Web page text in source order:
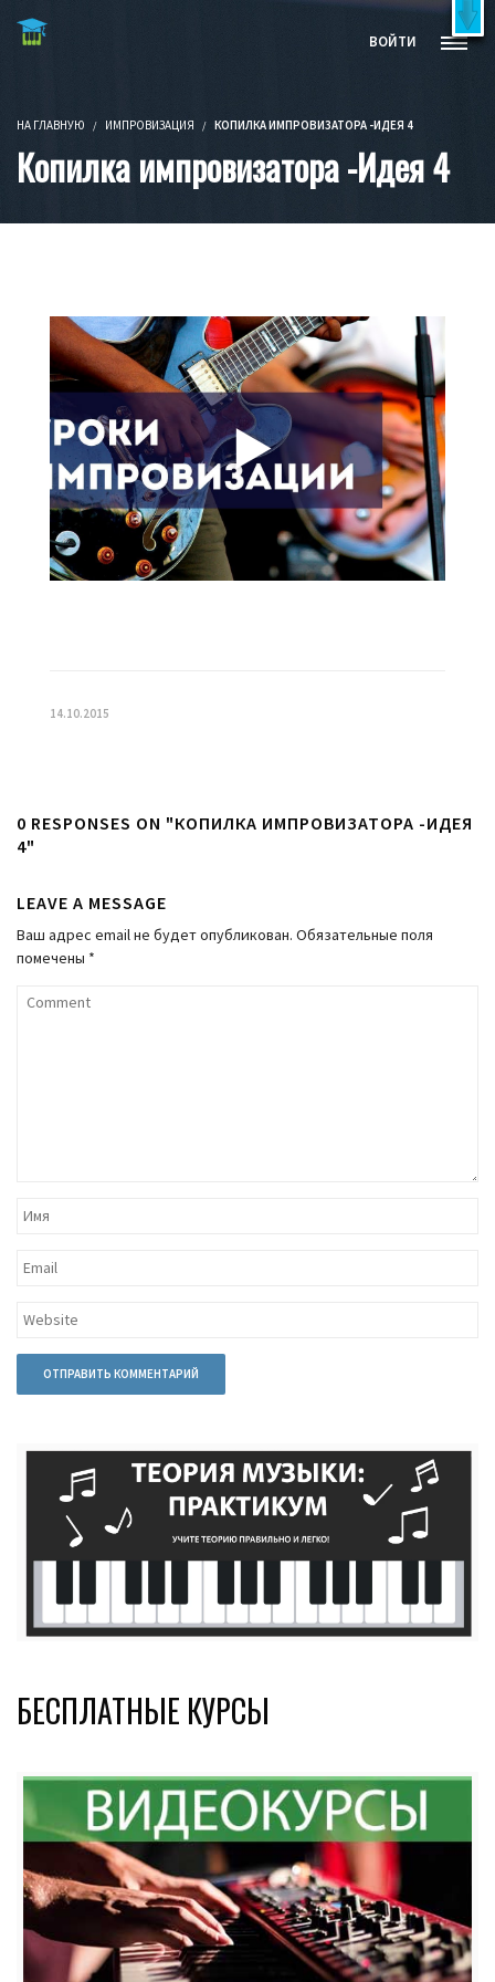
Бесплатные видеокурсы и книги
ВОЙТИ
НА ГЛАВНУЮ ИМПРОВИЗАЦИЯ КОПИЛКА ИМПРОВИЗАТОРА -ИДЕЯ 4
Копилка импровизатора -Идея 4
14.10.2015
0 RESPONSES ON "КОПИЛКА ИМПРОВИЗАТОРА -ИДЕЯ
4"
LEAVE A MESSAGE
Ваш адрес email не будет опубликован. Обязательные поля
помечены *
БЕСПЛАТНЫЕ КУРСЫ